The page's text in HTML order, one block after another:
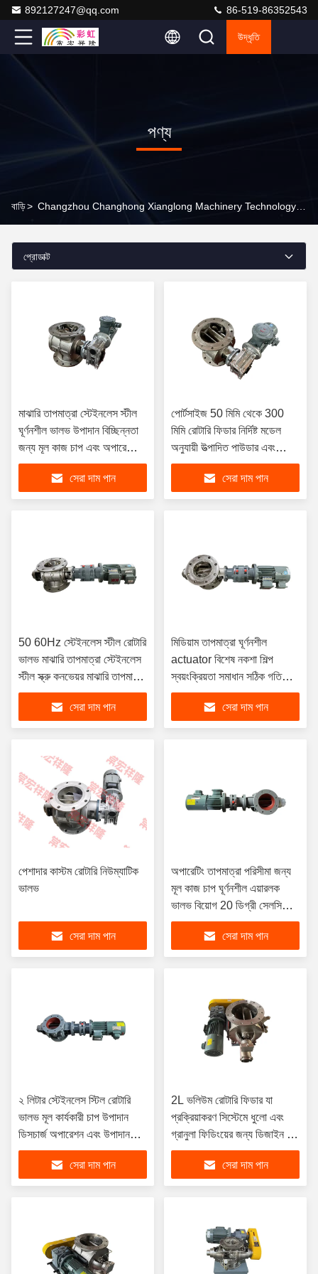
892127247@qq.com 86-519-86352543
উদ্ধৃতি
পণ্য
বাড়ি>
প্রোডাক্ট
মাঝারি তাপমাত্রা স্টেইনলেস স্টীল
ঘূর্ণনশীল ভালভ উপাদান বিচ্ছিন্নতা
জন্য মূল কাজ চাপ এবং অপারেটিং
গতি 60 RPM পর্যন্ত প্রদান
সেরা দাম পান
পোর্টসাইজ 50 মিমি থেকে 300
মিমি রোটারি ফিডার নির্দিষ্ট মডেল
অনুযায়ী উত্পাদিত পাউডার এবং
গ্রানুল প্রক্রিয়াকরণের জন্য আদর্শ
সেরা দাম পান
50 60Hz স্টেইনলেস স্টীল রোটারি
ভালভ মাঝারি তাপমাত্রা স্টেইনলেস
স্টীল স্ক্রু কনভেয়র মাঝারি তাপমাত্রা
জন্য ডিজাইন
সেরা দাম পান
মিডিয়াম তাপমাত্রা ঘূর্ণনশীল
actuator বিশেষ নকশা শিল্প
স্বয়ংক্রিয়তা সমাধান সঠিক গতি
নিয়ন্ত্রণ এবং কর্মক্ষমতা জন্য
সেরা দাম পান
পেশাদার কাস্টম রোটারি নিউম্যাটিক
ভালভ
সেরা দাম পান
অপারেটিং তাপমাত্রা পরিসীমা জন্য
মূল কাজ চাপ ঘূর্ণনশীল এয়ারলক
ভালভ বিয়োগ 20 ডিগ্রী সেলসিয়াস
থেকে 200 ডিগ্রী সেলসিয়াস
সেরা দাম পান
২ লিটার স্টেইনলেস স্টিল রোটারি
ভালভ মূল কার্যকারী চাপ উপাদান
ডিসচার্জ অপারেশন এবং উপাদান
হ্যান্ডেলিংয়ের জন্য ডিজাইন করা
সেরা দাম পান
2L ভলিউম রোটারি ফিডার যা
প্রক্রিয়াকরণ সিস্টেমে ধুলো এবং
গ্রানুলা ফিডিংয়ের জন্য ডিজাইন করা
হয়েছে যাতে সামঞ্জস্যপূর্ণ উপাদান
প্রবাহ নিশ্চিত হয়সেরা দাম পান